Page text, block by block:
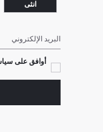
انثى
البريد الإلكتروني
أوافق على